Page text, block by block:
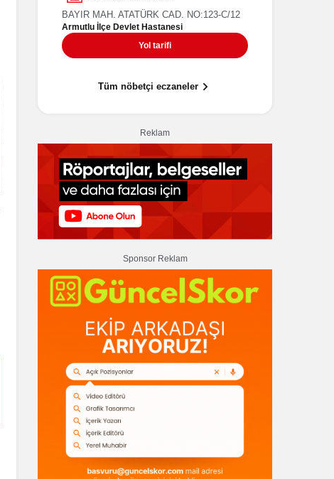
CUMHURİYET MAH. AHMET TAMER CAD.
NO:2/1
Tüm nöbetçi eczaneler
Reklam
Sponsor Reklam